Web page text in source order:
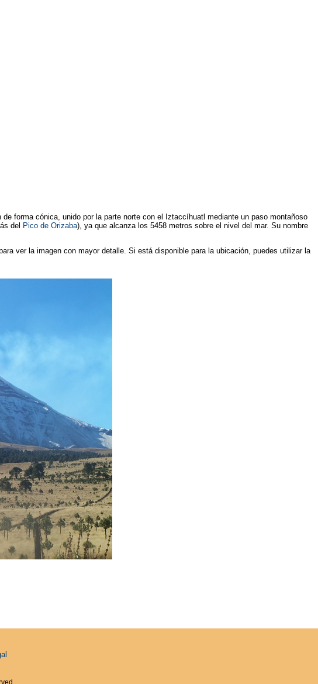
forma cónica, unido por la parte norte con el Iztaccíhuatl mediante un paso montañoso
del Pico de Orizaba), ya que alcanza los 5458 metros sobre el nivel del mar. Su nombre
ver la imagen con mayor detalle. Si está disponible para la ubicación, puedes utilizar la